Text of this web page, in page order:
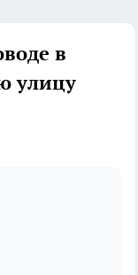
в
улицу